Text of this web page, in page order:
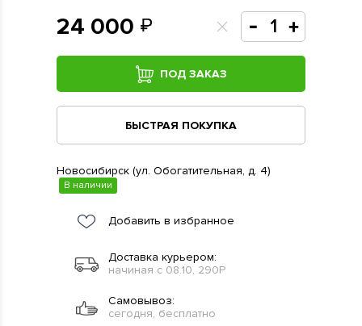
24 000
ПОД ЗАКАЗ
БЫСТРАЯ ПОКУПКА
Новосибирск (ул. Обогатительная, д. 4)
В наличии
Добавить в избранное
Доставка курьером:
начиная с 08.10, 290Р
Самовывоз:
сегодня, бесплатно